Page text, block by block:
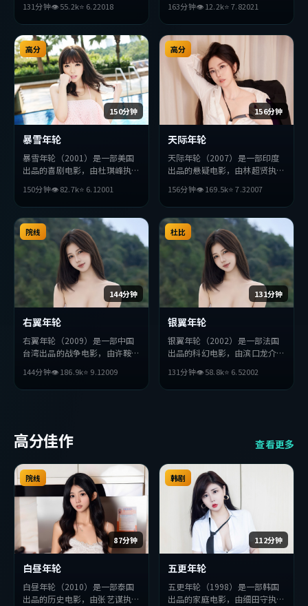
演。影片在叙事与视听上力求突
破，探讨人性与抉择，节奏张弛
有度，适合喜欢该类型的观众完
整观看。
131分钟👁55.2k⭐ 6.22018
演。影片在叙事与视听上力求突
破，探讨人性与抉择，节奏张弛
有度，适合喜欢该类型的观众完
整观看。
163分钟👁12.2k⭐7.82021
150分钟
高分
暴雪年轮
暴雪年轮（2001）是一部美国
出品的喜剧电影，由杜琪峰执
演。影片在叙事与视听上力求突
破，探讨人性与抉择，节奏张弛
有度，适合喜欢该类型的观众完
整观看。
150分钟👁82.7k⭐ 6.12001
156分钟
高分
天际年轮
天际年轮（2007）是一部印度
出品的悬疑电影，由林超贤执
主演。影片在叙事与视听上力求
突破，探讨人性与抉择，节奏张
弛有度，适合喜欢该类型的观众
完整观看。
156分钟👁169.5k⭐7.32007
144分钟
院线
右翼年轮
右翼年轮（2009）是一部中国
台湾出品的战争电影，由许鞍华
演。影片在叙事与视听上力求突
破，探讨人性与抉择，节奏张弛
144分钟👁186.9k⭐ 9.12009
131分钟
杜比
银翼年轮
银翼年轮（2002）是一部法国
出品的科幻电影，由滨口龙介执
主演。影片在叙事与视听上力求
突破，探讨人性与抉择，节奏张
131分钟👁58.8k⭐ 6.52002
高分佳作 查看更多
87分钟
院线
白昼年轮
白昼年轮（2010）是一部泰国
出品的历史电影，由张艺谋执
112分钟
韩剧
五更年轮
五更年轮（1998）是一部韩国
出品的家庭电影，由细田守执